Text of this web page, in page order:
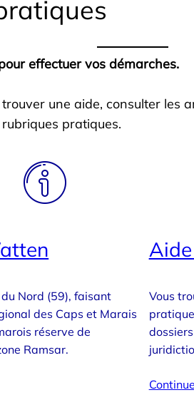
effectuer vos démarches.
une aide, consulter
pratiques.
Nord (59), faisant
des Caps et Marais
réserve de
Ramsar.
Vous